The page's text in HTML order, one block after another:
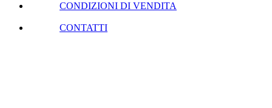
CONDIZIONI DI VENDITA
CONTATTI